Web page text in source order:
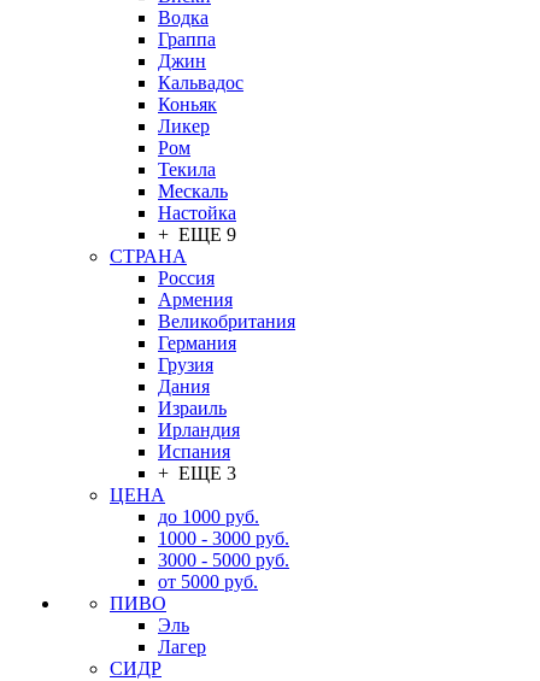
Водка
Граппа
Джин
Кальвадос
Коньяк
Ликер
Ром
Текила
Мескаль
Настойка
+ ЕЩЕ 9
СТРАНА
Россия
Армения
Великобритания
Германия
Грузия
Дания
Израиль
Ирландия
Испания
+ ЕЩЕ 3
ЦЕНА
до 1000 руб.
1000 - 3000 руб.
3000 - 5000 руб.
от 5000 руб.
ПИВО
Эль
Лагер
СИДР